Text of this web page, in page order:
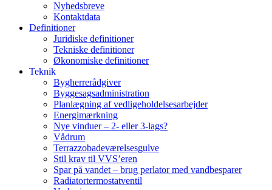
Nyhedsbreve
Kontaktdata
Definitioner
Juridiske definitioner
Tekniske definitioner
Økonomiske definitioner
Teknik
Bygherrerådgiver
Byggesagsadministration
Planlægning af vedligeholdelsesarbejder
Energimærkning
Nye vinduer – 2- eller 3-lags?
Vådrum
Terrazzobadeværelsesgulve
Stil krav til VVS’eren
Spar på vandet – brug perlator med vandbesparer
Radiatortermostatventil